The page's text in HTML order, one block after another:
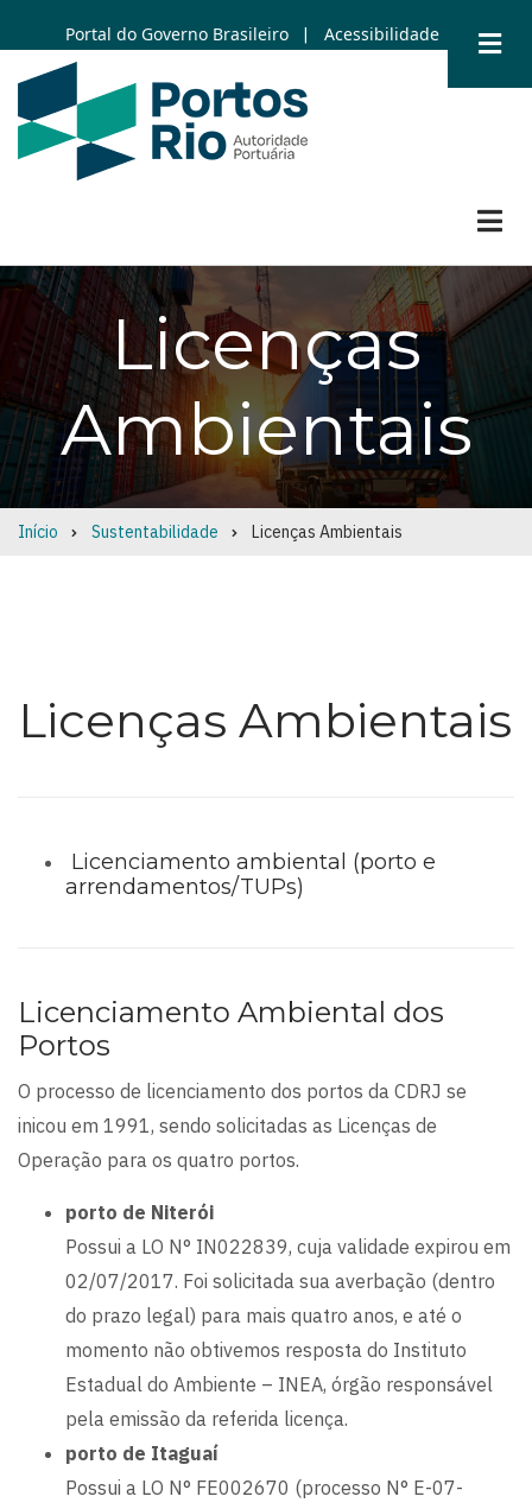
to
main
content
Portal do Governo Brasileiro | Acessibilidade
Licenças
Ambientais
Breadcrumb
Início Sustentabilidade Licenças Ambientais
Licenças Ambientais
Licenciamento ambiental (porto e
arrendamentos/TUPs)
Licenciamento Ambiental dos
Portos
O processo de licenciamento dos portos da CDRJ se
inicou em 1991, sendo solicitadas as Licenças de
Operação para os quatro portos.
porto de Niterói
Possui a LO N° IN022839, cuja validade expirou em
02/07/2017. Foi solicitada sua averbação (dentro
do prazo legal) para mais quatro anos, e até o
momento não obtivemos resposta do Instituto
Estadual do Ambiente – INEA, órgão responsável
pela emissão da referida licença.
porto de Itaguaí
Possui a LO N° FE002670 (processo N° E-07-